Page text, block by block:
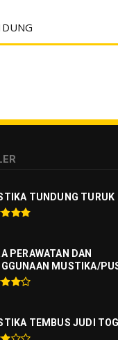
TUNDUNG TURUK
PERAWATAN DAN
MUSTIKA/
TEMBUS JUDI